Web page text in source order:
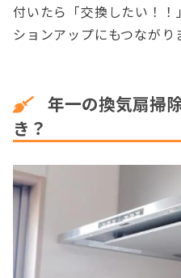
付いたら「交換したい！
ションアップにもつながり
年一の換気扇掃
き？